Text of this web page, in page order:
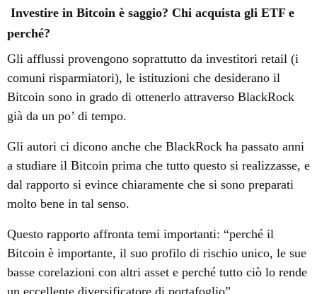
Investire in Bitcoin è saggio? Chi acquista gli ETF e
perché?
Gli afflussi provengono soprattutto da investitori retail (i
comuni risparmiatori), le istituzioni che desiderano il
Bitcoin sono in grado di ottenerlo attraverso BlackRock
già da un po’ di tempo.
Gli autori ci dicono anche che BlackRock ha passato anni
a studiare il Bitcoin prima che tutto questo si realizzasse, e
dal rapporto si evince chiaramente che si sono preparati
molto bene in tal senso.
Questo rapporto affronta temi importanti: “perché il
Bitcoin è importante, il suo profilo di rischio unico, le sue
basse corelazioni con altri asset e perché tutto ciò lo rende
un eccellente diversificatore di portafoglio”.